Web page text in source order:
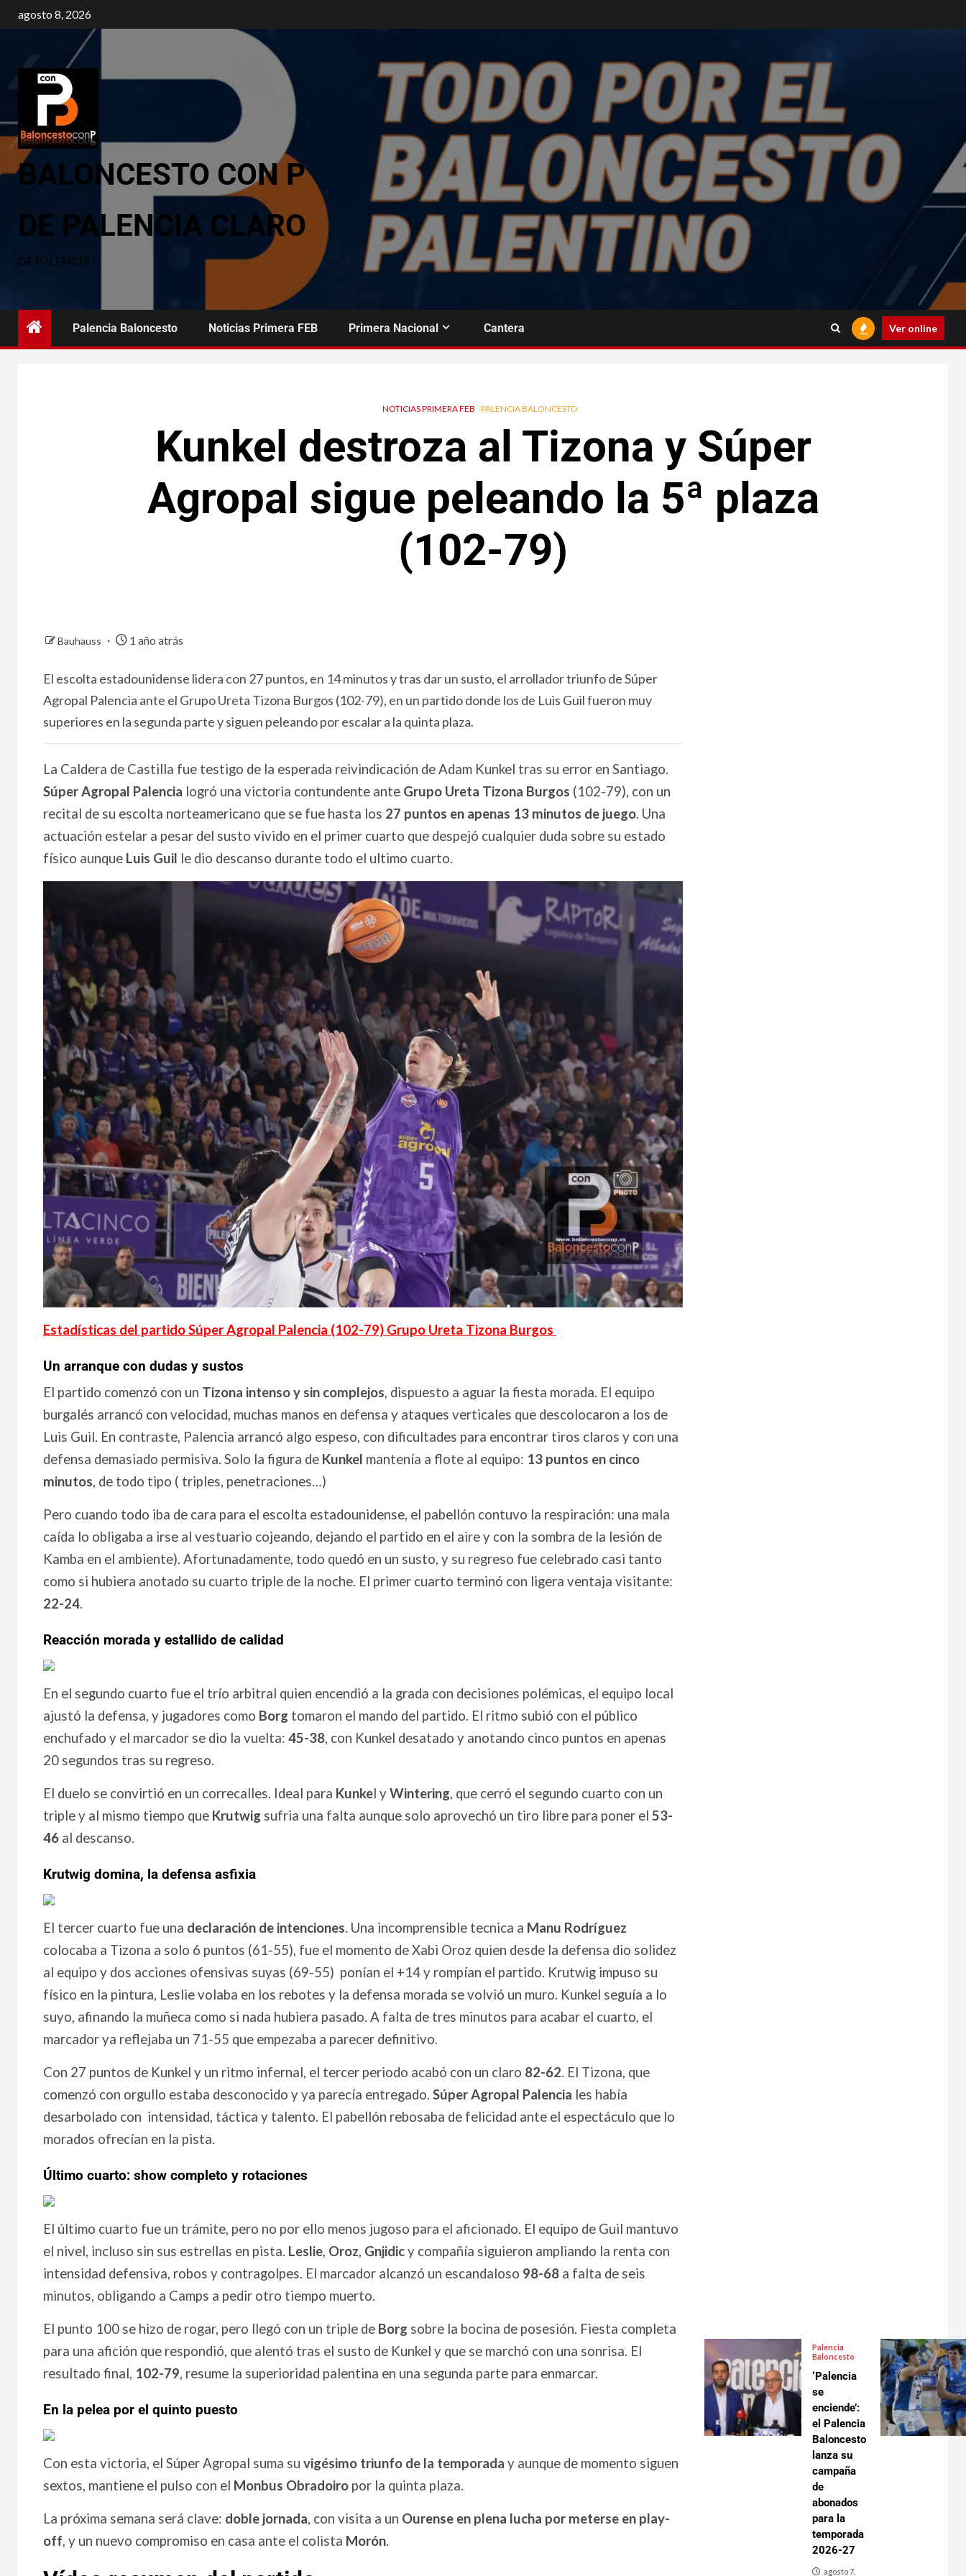
agosto 8, 2026
BALONCESTO CON P
DE PALENCIA CLARO
DE PALENCIA
Palencia Baloncesto Noticias Primera FEB Primera Nacional Cantera Ver online
NOTICIAS PRIMERA FEB PALENCIA BALONCESTO
Kunkel destroza al Tizona y Súper
Agropal sigue peleando la 5ª plaza
(102-79)
Bauhauss 1 año atrás
El escolta estadounidense lidera con 27 puntos, en 14 minutos y tras dar un susto, el arrollador triunfo de Súper
Agropal Palencia ante el Grupo Ureta Tizona Burgos (102-79), en un partido donde los de Luis Guil fueron muy
superiores en la segunda parte y siguen peleando por escalar a la quinta plaza.
La Caldera de Castilla fue testigo de la esperada reivindicación de Adam Kunkel tras su error en Santiago.
Súper Agropal Palencia logró una victoria contundente ante Grupo Ureta Tizona Burgos (102-79), con un
recital de su escolta norteamericano que se fue hasta los 27 puntos en apenas 13 minutos de juego. Una
actuación estelar a pesar del susto vivido en el primer cuarto que despejó cualquier duda sobre su estado
físico aunque Luis Guil le dio descanso durante todo el ultimo cuarto.
Estadísticas del partido Súper Agropal Palencia (102-79) Grupo Ureta Tizona Burgos
Un arranque con dudas y sustos
El partido comenzó con un Tizona intenso y sin complejos, dispuesto a aguar la fiesta morada. El equipo
burgalés arrancó con velocidad, muchas manos en defensa y ataques verticales que descolocaron a los de
Luis Guil. En contraste, Palencia arrancó algo espeso, con dificultades para encontrar tiros claros y con una
defensa demasiado permisiva. Solo la figura de Kunkel mantenía a flote al equipo: 13 puntos en cinco
minutos, de todo tipo ( triples, penetraciones…)
Pero cuando todo iba de cara para el escolta estadounidense, el pabellón contuvo la respiración: una mala
caída lo obligaba a irse al vestuario cojeando, dejando el partido en el aire y con la sombra de la lesión de
Kamba en el ambiente). Afortunadamente, todo quedó en un susto, y su regreso fue celebrado casi tanto
como si hubiera anotado su cuarto triple de la noche. El primer cuarto terminó con ligera ventaja visitante:
22-24.
Reacción morada y estallido de calidad
En el segundo cuarto fue el trío arbitral quien encendió a la grada con decisiones polémicas, el equipo local
ajustó la defensa, y jugadores como Borg tomaron el mando del partido. El ritmo subió con el público
enchufado y el marcador se dio la vuelta: 45-38, con Kunkel desatado y anotando cinco puntos en apenas
20 segundos tras su regreso.
El duelo se convirtió en un correcalles. Ideal para Kunkel yWintering, que cerró el segundo cuarto con un
triple y al mismo tiempo que Krutwig sufria una falta aunque solo aprovechó un tiro libre para poner el 53-
46 al descanso.
Krutwig domina, la defensa asfixia
El tercer cuarto fue una declaración de intenciones. Una incomprensible tecnica a Manu Rodríguez
colocaba a Tizona a solo 6 puntos (61-55), fue el momento de Xabi Oroz quien desde la defensa dio solidez
al equipo y dos acciones ofensivas suyas (69-55) ponían el +14 y rompían el partido. Krutwig impuso su
físico en la pintura, Leslie volaba en los rebotes y la defensa morada se volvió un muro. Kunkel seguía a lo
suyo, afinando la muñeca como si nada hubiera pasado. A falta de tres minutos para acabar el cuarto, el
marcador ya reflejaba un 71-55 que empezaba a parecer definitivo.
Con 27 puntos de Kunkel y un ritmo infernal, el tercer periodo acabó con un claro 82-62. El Tizona, que
comenzó con orgullo estaba desconocido y ya parecía entregado. Súper Agropal Palencia les había
desarbolado con intensidad, táctica y talento. El pabellón rebosaba de felicidad ante el espectáculo que lo
morados ofrecían en la pista.
Último cuarto: show completo y rotaciones
El último cuarto fue un trámite, pero no por ello menos jugoso para el aficionado. El equipo de Guil mantuvo
el nivel, incluso sin sus estrellas en pista. Leslie, Oroz, Gnjidicy compañía siguieron ampliando la renta con
intensidad defensiva, robos y contragolpes. El marcador alcanzó un escandaloso 98-68 a falta de seis
minutos, obligando a Camps a pedir otro tiempo muerto.
El punto 100 se hizo de rogar, pero llegó con un triple de Borg sobre la bocina de posesión. Fiesta completa
para una afición que respondió, que alentó tras el susto de Kunkel y que se marchó con una sonrisa. El
resultado final, 102-79, resume la superioridad palentina en una segunda parte para enmarcar.
En la pelea por el quinto puesto
Con esta victoria, el Súper Agropal suma su vigésimo triunfo de la temporada y aunque de momento siguen
sextos, mantiene el pulso con el Monbus Obradoiro por la quinta plaza.
La próxima semana será clave: doble jornada, con visita a un Ourense en plena lucha por meterse en play-
off, y un nuevo compromiso en casa ante el colista Morón.
Palencia
Baloncesto
‘Palencia
se
enciende’:
el Palencia
Baloncesto
lanza su
campaña
de
abonados
para la
temporada
2026-27
agosto 7,